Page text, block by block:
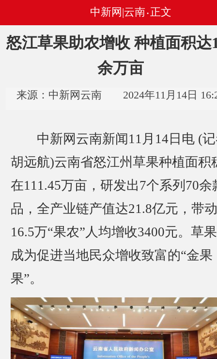
中新网|云南 • 正文
怒江草果助农增收 种植面积达
余万亩
来源：中新网云南 2024年11月14日
中新网云南新闻11月14日电 (
胡远航)云南省怒江州草果种植面积
在111.45万亩，研发出7个系列70余
品，全产业链产值达21.8亿元，带动
16.5万“果农”人均增收3400元。草
成为促进当地民众增收致富的“金果
果”。